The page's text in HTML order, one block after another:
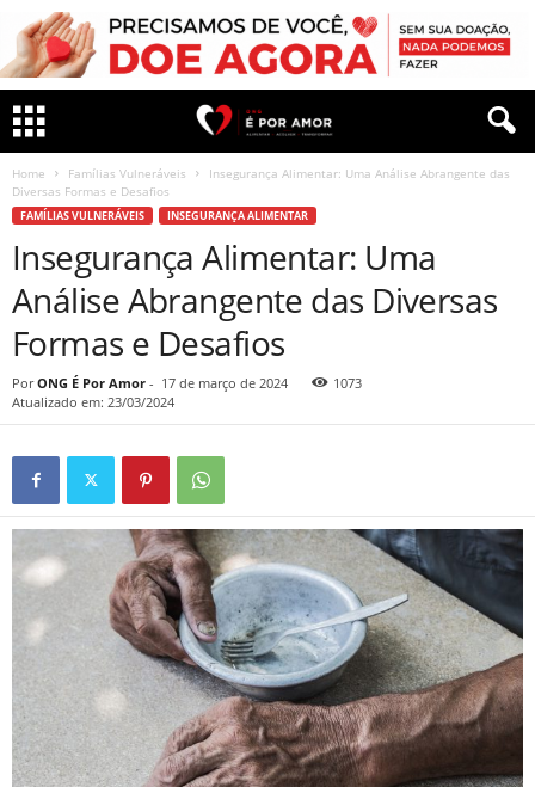
Home Famílias Vulneráveis
Insegurança Alimentar: Uma Análise Abrangente das
Diversas Formas e Desafios
FAMÍLIAS VULNERÁVEIS INSEGURANÇA ALIMENTAR
Insegurança Alimentar: Uma
Análise Abrangente das Diversas
Formas e Desafios
Por ONG É Por Amor - 17 de março de 2024
1073
Atualizado em: 23/03/2024